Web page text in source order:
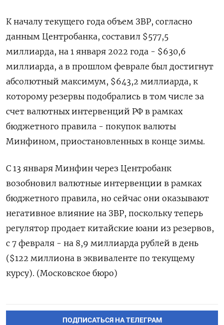
К началу текущего года объем ЗВР, согласно
данным Центробанка, составил $577,5
миллиарда, на 1 января 2022 года - $630,6
миллиарда, а в прошлом феврале был достигнут
абсолютный максимум, $643,2 миллиарда, к
которому резервы подобрались в том числе за
счет валютных интервенций РФ в рамках
бюджетного правила - покупок валюты
Минфином, приостановленных в конце зимы.
С 13 января Минфин через Центробанк
возобновил валютные интервенции в рамках
бюджетного правила, но сейчас они оказывают
негативное влияние на ЗВР, поскольку теперь
регулятор продает китайские юани из резервов,
с 7 февраля - на 8,9 миллиарда рублей в день
($122 миллиона в эквиваленте по текущему
курсу). (Московское бюро)
ПОДПИСАТЬСЯ НА ТЕЛЕГРАМ